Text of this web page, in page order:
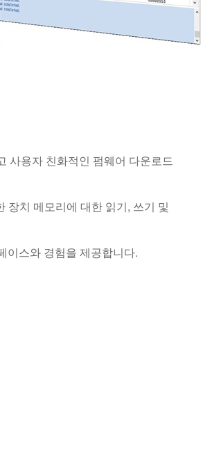
사용자 친화적인 펌웨어 다운로드
치 메모리에 대한 읽기, 쓰기 및
이스와 경험을 제공합니다.